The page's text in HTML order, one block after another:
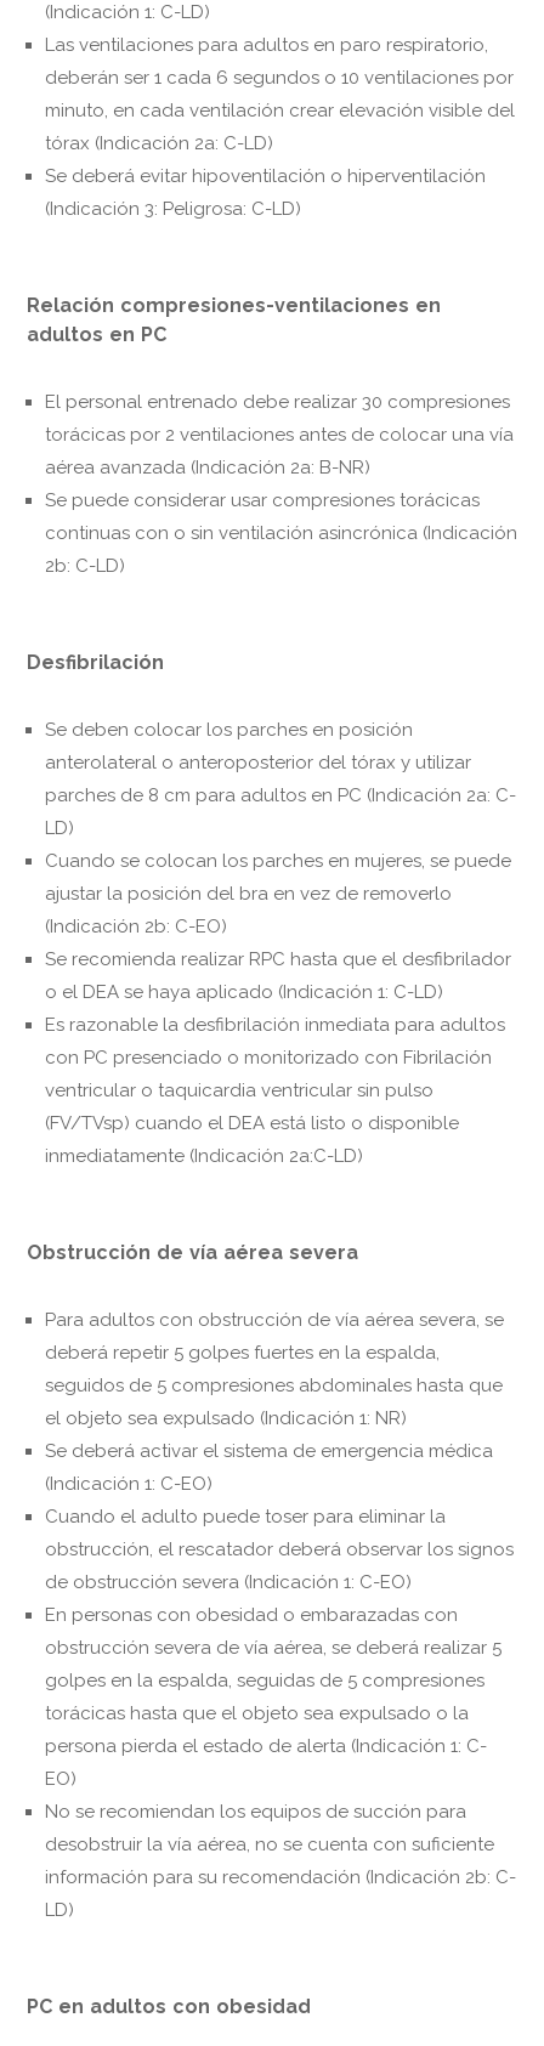
(Indicación 1: C-LD)
Las ventilaciones para adultos en paro respiratorio,
deberán ser 1 cada 6 segundos o 10 ventilaciones por
minuto, en cada ventilación crear elevación visible del
tórax (Indicación 2a: C-LD)
Se deberá evitar hipoventilación o hiperventilación
(Indicación 3: Peligrosa: C-LD)
Relación compresiones-ventilaciones en
adultos en PC
El personal entrenado debe realizar 30 compresiones
torácicas por 2 ventilaciones antes de colocar una vía
aérea avanzada (Indicación 2a: B-NR)
Se puede considerar usar compresiones torácicas
continuas con o sin ventilación asincrónica (Indicación
2b: C-LD)
Desfibrilación
Se deben colocar los parches en posición
anterolateral o anteroposterior del tórax y utilizar
parches de 8 cm para adultos en PC (Indicación 2a: C-
LD)
Cuando se colocan los parches en mujeres, se puede
ajustar la posición del bra en vez de removerlo
(Indicación 2b: C-EO)
Se recomienda realizar RPC hasta que el desfibrilador
o el DEA se haya aplicado (Indicación 1: C-LD)
Es razonable la desfibrilación inmediata para adultos
con PC presenciado o monitorizado con Fibrilación
ventricular o taquicardia ventricular sin pulso
(FV/TVsp) cuando el DEA está listo o disponible
inmediatamente (Indicación 2a:C-LD)
Obstrucción de vía aérea severa
Para adultos con obstrucción de vía aérea severa, se
deberá repetir 5 golpes fuertes en la espalda,
seguidos de 5 compresiones abdominales hasta que
el objeto sea expulsado (Indicación 1: NR)
Se deberá activar el sistema de emergencia médica
(Indicación 1: C-EO)
Cuando el adulto puede toser para eliminar la
obstrucción, el rescatador deberá observar los signos
de obstrucción severa (Indicación 1: C-EO)
En personas con obesidad o embarazadas con
obstrucción severa de vía aérea, se deberá realizar 5
golpes en la espalda, seguidas de 5 compresiones
torácicas hasta que el objeto sea expulsado o la
persona pierda el estado de alerta (Indicación 1: C-
EO)
No se recomiendan los equipos de succión para
desobstruir la vía aérea, no se cuenta con suficiente
información para su recomendación (Indicación 2b: C-
LD)
PC en adultos con obesidad